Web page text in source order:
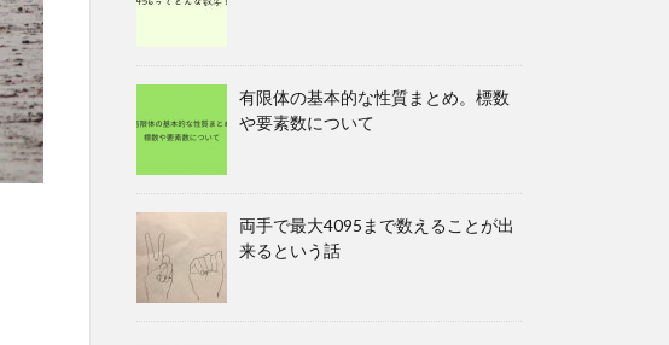
有限体の基本的な性質まとめ。標数
や要素数について
両手で最大4095まで数えることが出
来るという話